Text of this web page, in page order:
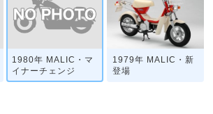
1980年 MALIC・マ
イナーチェンジ
1979年 MALIC・新
登場